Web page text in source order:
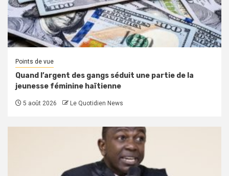
Points de vue
Quand l’argent des gangs séduit une partie de la
jeunesse féminine haïtienne
5 août 2026 Le Quotidien News